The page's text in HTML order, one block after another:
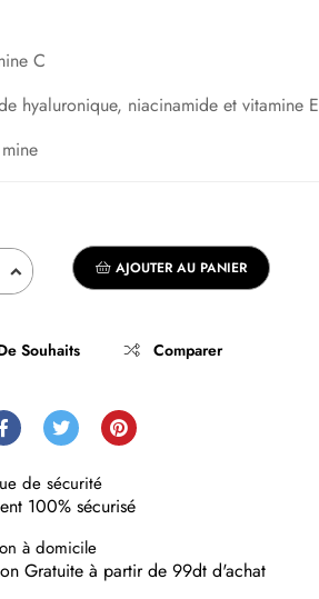
C
hyaluronique, niacinamide et vitamine E
AJOUTER AU PANIER
Souhaits Comparer
de sécurité
100% sécurisé
à domicile
Gratuite à partir de 99dt d'achat